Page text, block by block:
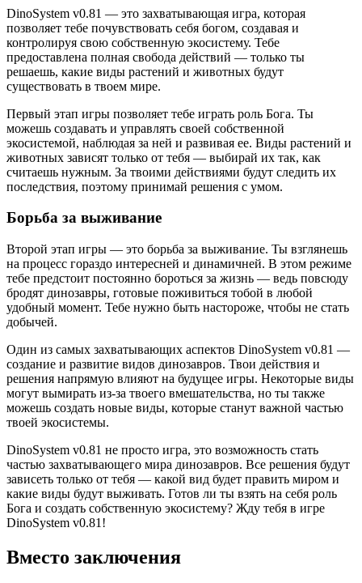
DinoSystem v0.81 — это захватывающая игра, которая
позволяет тебе почувствовать себя богом, создавая и
контролируя свою собственную экосистему. Тебе
предоставлена полная свобода действий — только ты
решаешь, какие виды растений и животных будут
существовать в твоем мире.
Первый этап игры позволяет тебе играть роль Бога. Ты
можешь создавать и управлять своей собственной
экосистемой, наблюдая за ней и развивая ее. Виды растений и
животных зависят только от тебя — выбирай их так, как
считаешь нужным. За твоими действиями будут следить их
последствия, поэтому принимай решения с умом.
Борьба за выживание
Второй этап игры — это борьба за выживание. Ты взглянешь
на процесс гораздо интересней и динамичней. В этом режиме
тебе предстоит постоянно бороться за жизнь — ведь повсюду
бродят динозавры, готовые поживиться тобой в любой
удобный момент. Тебе нужно быть настороже, чтобы не стать
добычей.
Один из самых захватывающих аспектов DinoSystem v0.81 —
создание и развитие видов динозавров. Твои действия и
решения напрямую влияют на будущее игры. Некоторые виды
могут вымирать из-за твоего вмешательства, но ты также
можешь создать новые виды, которые станут важной частью
твоей экосистемы.
DinoSystem v0.81 не просто игра, это возможность стать
частью захватывающего мира динозавров. Все решения будут
зависеть только от тебя — какой вид будет править миром и
какие виды будут выживать. Готов ли ты взять на себя роль
Бога и создать собственную экосистему? Жду тебя в игре
DinoSystem v0.81!
Вместо заключения